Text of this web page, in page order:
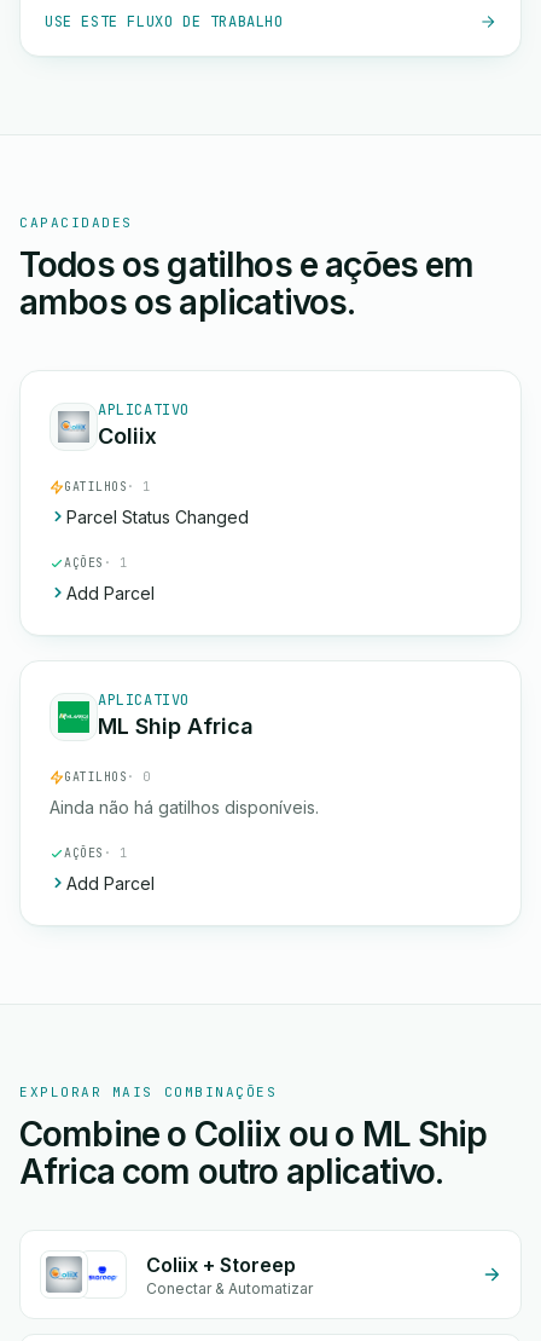
USE ESTE FLUXO DE TRABALHO
CAPACIDADES
Todos os gatilhos e ações em
ambos os aplicativos.
APLICATIVO
Coliix
GATILHOS · 1
Parcel Status Changed
AÇÕES · 1
Add Parcel
APLICATIVO
ML Ship Africa
GATILHOS · 0
Ainda não há gatilhos disponíveis.
AÇÕES · 1
Add Parcel
EXPLORAR MAIS COMBINAÇÕES
Combine o Coliix ou o ML Ship
Africa com outro aplicativo.
Coliix + Storeep
Conectar & Automatizar